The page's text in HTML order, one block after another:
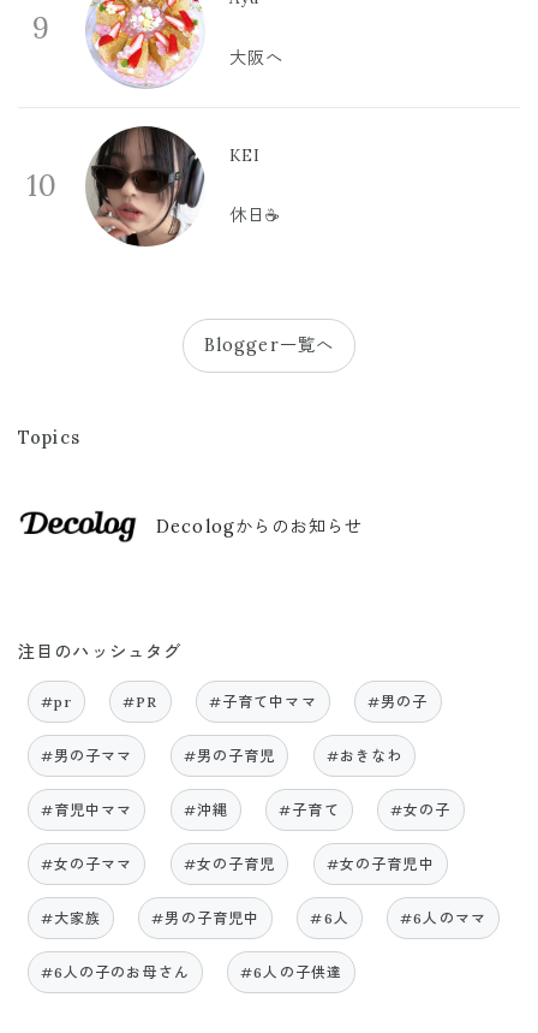
9
大阪へ
10
KEI
休日☕️
Blogger一覧へ
Topics
Decologからのお知らせ
注目のハッシュタグ
#pr #PR #子育て中ママ #男の子
#男の子ママ #男の子育児 #おきなわ
#育児中ママ #沖縄 #子育て #女の子
#女の子ママ #女の子育児 #女の子育児中
#大家族 #男の子育児中 #6人 #6人のママ
#6人の子のお母さん #6人の子供達